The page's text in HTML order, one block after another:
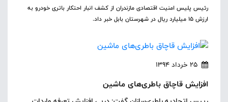
رئیس پلیس امنیت اقتصادی مازندران از کشف انبار احتکار باتری خودرو به
ارزش ۱۵ میلیارد ریال در شهرستان بابل خبر داد.
25 خرداد 1394
افزایش قاچاق باطری‌های ماشین